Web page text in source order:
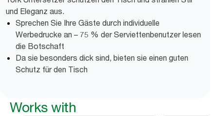
und Eleganz aus.
Sprechen Sie Ihre Gäste durch individuelle
Werbedrucke an – 75 % der Serviettenbenutzer lesen
die Botschaft
Da sie besonders dick sind, bieten sie einen guten
Schutz für den Tisch
Works with